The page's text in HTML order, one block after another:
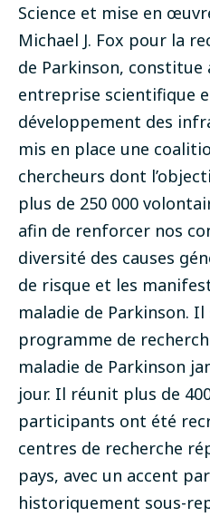
Science et mise en
Michael J. Fox pour la
de Parkinson, constitue
entreprise scientifique
développement des
mis en place une
chercheurs dont
plus de 250 000
afin de renforcer nos
diversité des causes
de risque et les
maladie de Parkinson. Il
programme de
maladie de Parkinson
jour. Il réunit plus de
participants ont été
centres de recherche
pays, avec un accent
historiquement sous-